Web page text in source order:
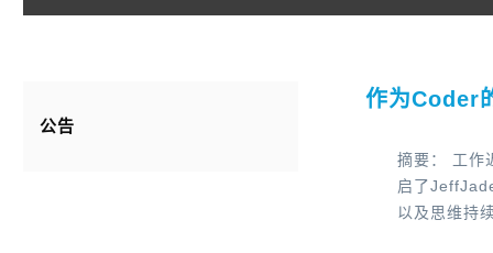
作为Coder
摘要： 工作
启了
以及思维持
公告